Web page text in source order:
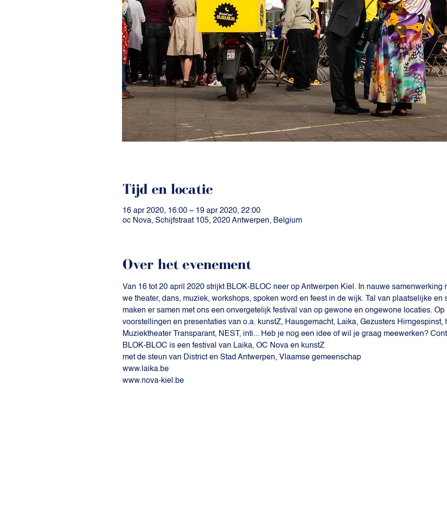
Tijd en locatie
16 apr 2020, 16:00 – 19 apr 2020, 22:00
oc Nova, Schijfstraat 105, 2020 Antwerpen, Belgium
Over het evenement
Van 16 tot 20 april 2020 strijkt BLOK-BLOC neer op Antwerpen Kiel. In nauwe samenwerking
we theater, dans, muziek, workshops, spoken word en feest in de wijk. Tal van plaatselijke en
maken er samen met ons een onvergetelijk festival van op gewone en ongewone locaties. Op
voorstellingen en presentaties van o.a. kunstZ, Hausgemacht, Laika, Gezusters Hirngespinst,
Muziektheater Transparant, NEST, inti... Heb je nog een idee of wil je graag meewerken?
BLOK-BLOC is een festival van Laika, OC Nova en kunstZ
met de steun van District en Stad Antwerpen, Vlaamse gemeenschap
www.laika.be
www.nova-kiel.be